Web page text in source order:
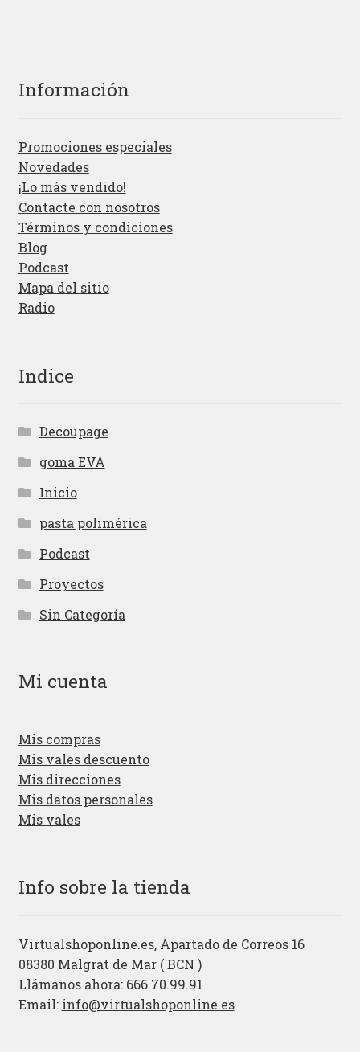
Información
Promociones especiales
Novedades
¡Lo más vendido!
Contacte con nosotros
Términos y condiciones
Blog
Podcast
Mapa del sitio
Radio
Indice
Decoupage
goma EVA
Inicio
pasta polimérica
Podcast
Proyectos
Sin Categoría
Mi cuenta
Mis compras
Mis vales descuento
Mis direcciones
Mis datos personales
Mis vales
Info sobre la tienda
Virtualshoponline.es, Apartado de Correos 16
08380 Malgrat de Mar ( BCN )
Llámanos ahora: 666.70.99.91
Email: info@virtualshoponline.es